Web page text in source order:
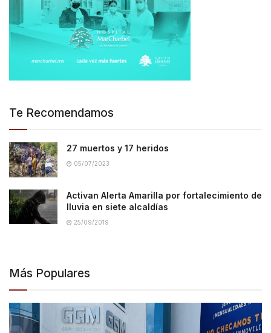
Te Recomendamos
27 muertos y 17 heridos
05/07/2023
Activan Alerta Amarilla por fortalecimiento de
lluvia en siete alcaldías
25/09/2019
Más Populares